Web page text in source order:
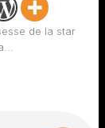
de la star